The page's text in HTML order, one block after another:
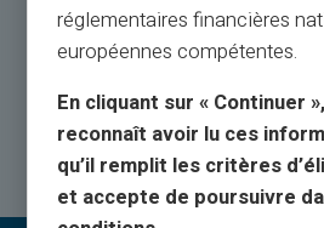
telefonicznie od poniedziałku do
Skontaktuj się z
réglementaires financières
européennes compétentes.
En cliquant sur « Continuer
reconnaît avoir lu ces
qu’il remplit les critères
et accepte de poursuivre